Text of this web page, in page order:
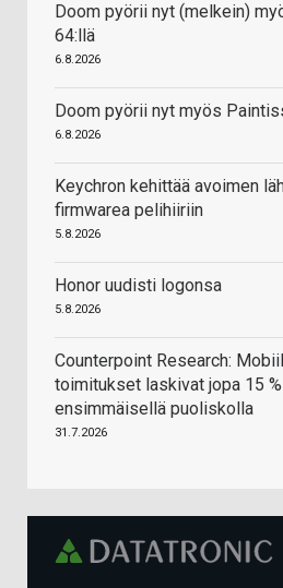
Doom pyörii nyt (melkein)
64:llä
6.8.2026
Doom pyörii nyt myös
6.8.2026
Keychron kehittää avoimen
firmwarea pelihiiriin
5.8.2026
Honor uudisti logonsa
5.8.2026
Counterpoint Research:
toimitukset laskivat jopa 15
ensimmäisellä puoliskolla
31.7.2026